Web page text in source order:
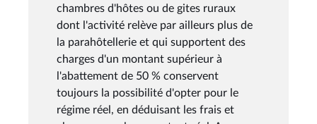
chambres d'hôtes ou de gites ruraux
dont l'activité relève par ailleurs plus de
la parahôtellerie et qui supportent des
charges d'un montant supérieur à
l'abattement de 50 % conservent
toujours la possibilité d'opter pour le
régime réel, en déduisant les frais et